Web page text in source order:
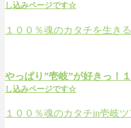
し込みページです☆
１００％魂のカタチを生き
やっぱり”壱岐”が好きっ！
し込みページです☆
１００％魂のカタチin壱岐